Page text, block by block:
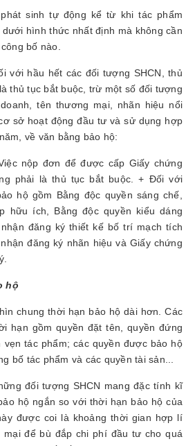
sinh tự động kể từ khi tác phẩm
hình thức nhất định mà không cần
bố nào.
với hầu hết các đối tượng SHCN, thủ
thủ tục bắt buộc, trừ một số đối tượng
tên thương mại, nhãn hiệu nổi
sở hoạt động đầu tư và sử dụng hợp
về văn bằng bảo hộ:
nộp đơn để được cấp Giấy chứng
phải là thủ tục bắt buộc. + Đối với
hộ gồm Bằng độc quyền sáng chế,
hữu ích, Bằng độc quyền kiểu dáng
đăng ký thiết kế bố trí mạch tích
đăng ký nhãn hiệu và Giấy chứng
hộ
chung thời hạn bảo hộ dài hơn. Các
hạn gồm quyền đặt tên, quyền đứng
tác phẩm; các quyền được bảo hộ
bố tác phẩm và các quyền tài sản...
đối tượng SHCN mang đặc tính kĩ
hộ ngắn so với thời hạn bảo hộ của
được coi là khoảng thời gian hợp lí
để bù đắp chi phí đầu tư cho quá